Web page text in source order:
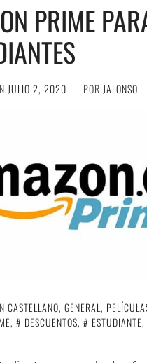
PRIME
JULIO 2, 2020 POR JALONSO
CASTELLANO, GENERAL,
, DESCUENTOS, ESTUDIANTE,